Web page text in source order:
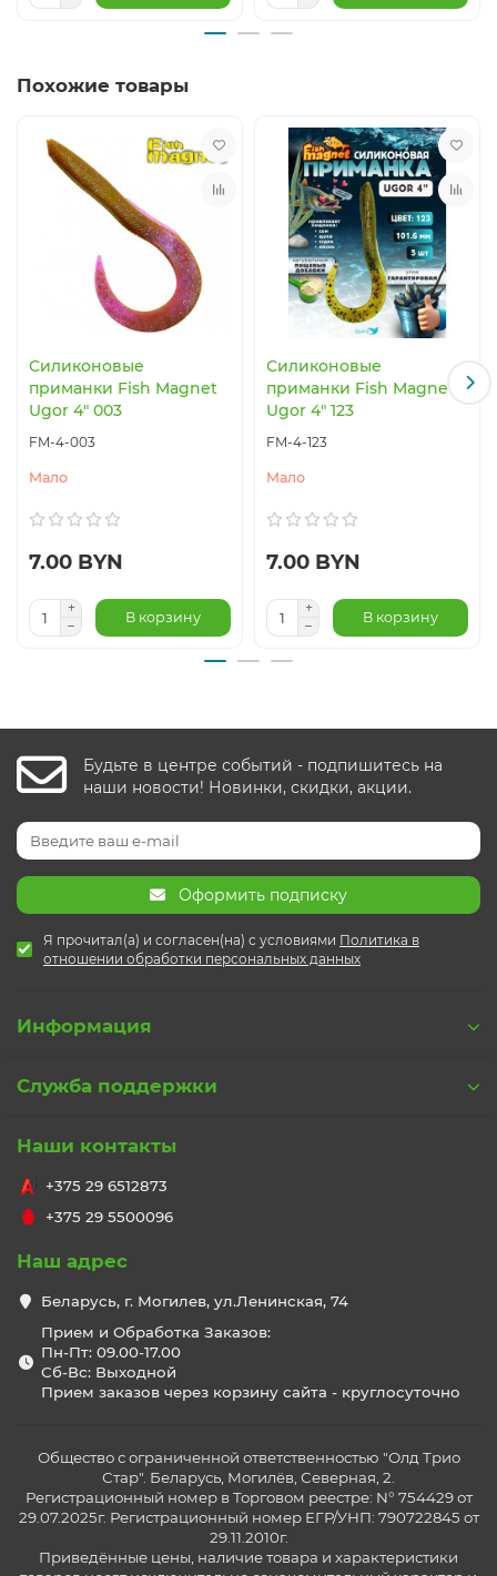
Похожие товары
Силиконовые
приманки Fish Magnet
Ugor 4" 003
FM-4-003
Мало
7.00 BYN
В корзину
Силиконовые
приманки Fish Magnet
Ugor 4" 123
FM-4-123
Мало
7.00 BYN
В корзину
Будьте в центре событий - подпишитесь на
наши новости! Новинки, скидки, акции.
Оформить подписку
Я прочитал(а) и согласен(на) с условиями Политика в
отношении обработки персональных данных
Информация
Служба поддержки
Наши контакты
+375 29 6512873
+375 29 5500096
Наш адрес
Беларусь, г. Могилев, ул.Ленинская, 74
Прием и Обработка Заказов:
Пн-Пт: 09.00-17.00
Сб-Вс: Выходной
Прием заказов через корзину сайта - круглосуточно
Общество с ограниченной ответственностью "Олд Трио
Стар". Беларусь, Могилёв, Северная, 2.
Регистрационный номер в Торговом реестре: N° 754429 от
29.07.2025г. Регистрационный номер ЕГР/УНП: 790722845 от
29.11.2010г.
Приведённые цены, наличие товара и характеристики